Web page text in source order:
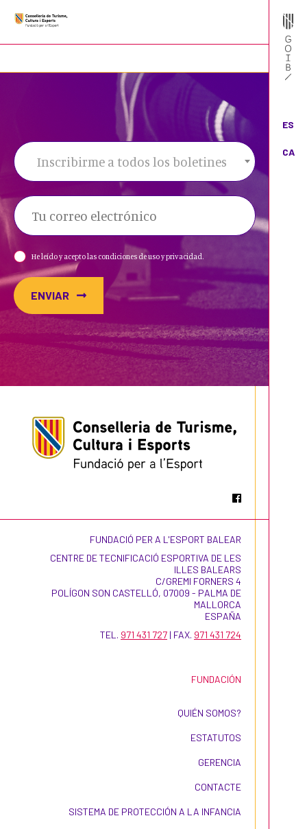
ES
CA
Inscribirme a todos los boletines
He leído y acepto las condiciones de uso y privacidad.
ENVIAR
FUNDACIÓ PER A L'ESPORT BALEAR
CENTRE DE TECNIFICACIÓ ESPORTIVA DE LES
ILLES BALEARS
C/GREMI FORNERS 4
POLÍGON SON CASTELLÓ, 07009 - PALMA DE
MALLORCA
ESPAÑA
TEL. 971 431 727 | FAX. 971 431 724
FUNDACIÓN
QUIÉN SOMOS?
ESTATUTOS
GERENCIA
CONTACTE
SISTEMA DE PROTECCIÓN A LA INFANCIA